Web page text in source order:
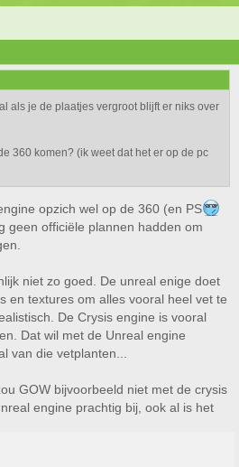
als je de plaatjes vergroot blijft er niks over
360 komen? (ik weet dat het er op de pc
opzich wel op de 360 (en PS
geen officiële plannen hadden om
niet zo goed. De unreal enige doet
en textures om alles vooral heel vet te
De Crysis engine is vooral
Dat wil met de Unreal engine
van die vetplanten...
GOW bijvoorbeeld niet met de crysis
engine prachtig bij, ook al is het